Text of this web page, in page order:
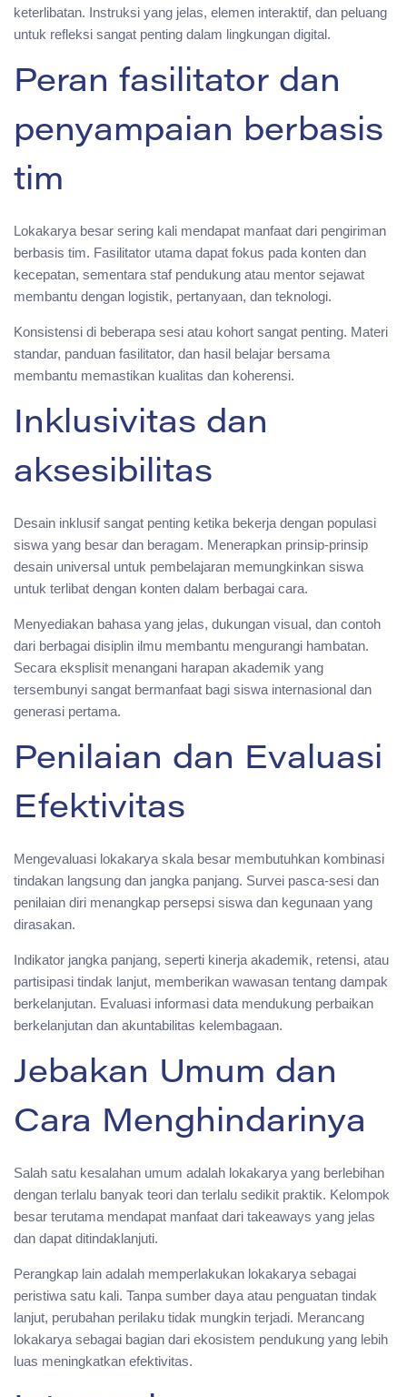
keterlibatan. Instruksi yang jelas, elemen interaktif, dan peluang
untuk refleksi sangat penting dalam lingkungan digital.
Peran fasilitator dan
penyampaian berbasis
tim
Lokakarya besar sering kali mendapat manfaat dari pengiriman
berbasis tim. Fasilitator utama dapat fokus pada konten dan
kecepatan, sementara staf pendukung atau mentor sejawat
membantu dengan logistik, pertanyaan, dan teknologi.
Konsistensi di beberapa sesi atau kohort sangat penting. Materi
standar, panduan fasilitator, dan hasil belajar bersama
membantu memastikan kualitas dan koherensi.
Inklusivitas dan
aksesibilitas
Desain inklusif sangat penting ketika bekerja dengan populasi
siswa yang besar dan beragam. Menerapkan prinsip-prinsip
desain universal untuk pembelajaran memungkinkan siswa
untuk terlibat dengan konten dalam berbagai cara.
Menyediakan bahasa yang jelas, dukungan visual, dan contoh
dari berbagai disiplin ilmu membantu mengurangi hambatan.
Secara eksplisit menangani harapan akademik yang
tersembunyi sangat bermanfaat bagi siswa internasional dan
generasi pertama.
Penilaian dan Evaluasi
Efektivitas
Mengevaluasi lokakarya skala besar membutuhkan kombinasi
tindakan langsung dan jangka panjang. Survei pasca-sesi dan
penilaian diri menangkap persepsi siswa dan kegunaan yang
dirasakan.
Indikator jangka panjang, seperti kinerja akademik, retensi, atau
partisipasi tindak lanjut, memberikan wawasan tentang dampak
berkelanjutan. Evaluasi informasi data mendukung perbaikan
berkelanjutan dan akuntabilitas kelembagaan.
Jebakan Umum dan
Cara Menghindarinya
Salah satu kesalahan umum adalah lokakarya yang berlebihan
dengan terlalu banyak teori dan terlalu sedikit praktik. Kelompok
besar terutama mendapat manfaat dari takeaways yang jelas
dan dapat ditindaklanjuti.
Perangkap lain adalah memperlakukan lokakarya sebagai
peristiwa satu kali. Tanpa sumber daya atau penguatan tindak
lanjut, perubahan perilaku tidak mungkin terjadi. Merancang
lokakarya sebagai bagian dari ekosistem pendukung yang lebih
luas meningkatkan efektivitas.